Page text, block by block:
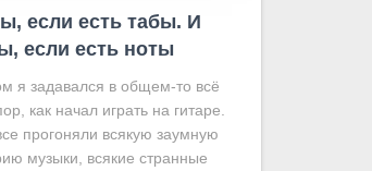
если есть табы. И
если есть ноты
я задавался в общем-то всё
как начал играть на гитаре.
прогоняли всякую заумную
музыки, всякие странные